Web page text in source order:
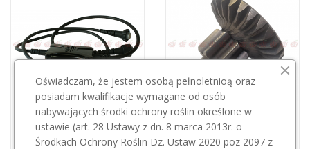
Przepraszamy, ten produkt
jest niedostępny.
KAMIKAZE
Oświadczam, że jestem osobą pełnoletnioą oraz
posiadam kwalifikacje wymagane od osób
nabywających środki ochrony roślin określone w
ustawie (art. 28 Ustawy z dn. 8 marca 2013r. o
Środkach Ochrony Roślin Dz. Ustaw 2020 poz 2097 z